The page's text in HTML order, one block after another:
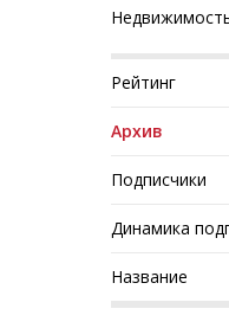
Рейтинг
Архив
Подписчики
Динамика
Название